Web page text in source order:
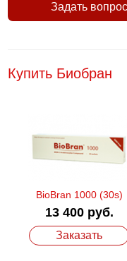
Задать вопрос
Купить Биобран
BioBran 1000 (30s)
13 400 руб.
Заказать